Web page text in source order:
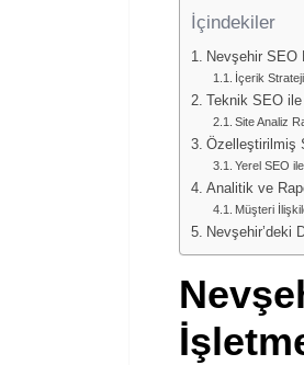
İçindekiler
Nevşehir SEO
İçerik
Teknik SEO ile
Site Analiz
Özelleştirilmiş
Yerel SEO
Analitik ve
Müşteri
Nevşehir’deki